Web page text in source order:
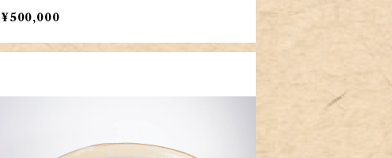
¥500,000